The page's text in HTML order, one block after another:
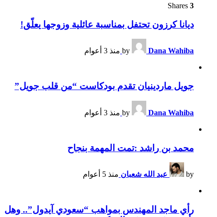
3
ديانا كرزون تحتفل بمناسبة عائلية وزوجها يعلّق!
by Dana Wahiba منذ 3 أعوام
جويل ماردينيان تقدم بودكاست “من قلب جويل”
by Dana Wahiba منذ 3 أعوام
محمد بن راشد :تمت المهمة بنجاح
by عبد الله شعبان منذ 5 أعوام
رأي ماجد المهندس بمواهب “سعودي آيدول”.. وهل